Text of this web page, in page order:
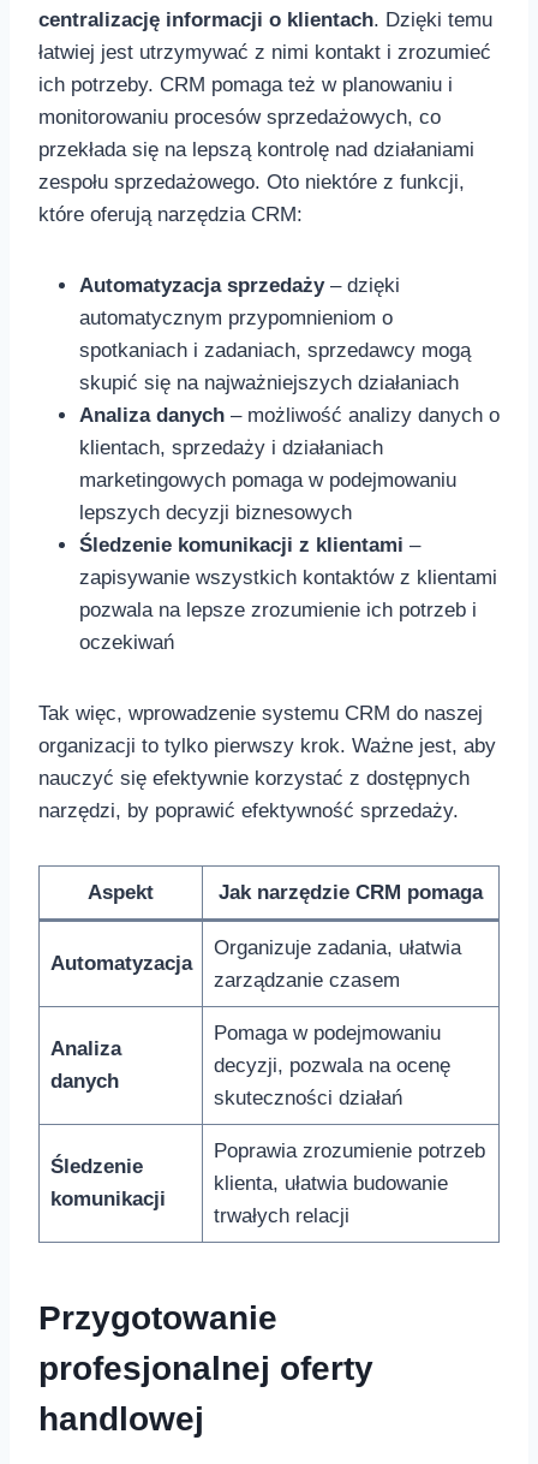
centralizację informacji ⁤o klientach. Dzięki temu
łatwiej jest⁢ utrzymywać z⁤ nimi kontakt i zrozumieć
ich potrzeby. CRM pomaga też w planowaniu i
monitorowaniu ⁣procesów sprzedażowych, co
⁤przekłada się na lepszą kontrolę nad działaniami ​
zespołu sprzedażowego. Oto niektóre ‍z funkcji,
które oferują narzędzia CRM:
Automatyzacja sprzedaży– dzięki
automatycznym przypomnieniom o
spotkaniach i zadaniach, sprzedawcy mogą
skupić się na⁤ najważniejszych działaniach
Analiza ‍danych – możliwość ⁢analizy danych o
klientach, sprzedaży i ‍działaniach
marketingowych pomaga w podejmowaniu
lepszych decyzji biznesowych
Śledzenie komunikacji z klientami –
zapisywanie wszystkich kontaktów z klientami
pozwala na lepsze zrozumienie ich potrzeb i
oczekiwań
Tak​ więc, wprowadzenie systemu CRM do naszej
organizacji​ to tylko pierwszy krok.‍ Ważne jest, aby
nauczyć się efektywnie korzystać z dostępnych
narzędzi,‌ by poprawić efektywność sprzedaży.
Aspekt Jak narzędzie CRM ⁢pomaga
Automatyzacja
Organizuje⁤ zadania, ułatwia
zarządzanie czasem
Analiza
danych
Pomaga w podejmowaniu
decyzji, pozwala na ocenę
skuteczności działań
Śledzenie
komunikacji
Poprawia zrozumienie potrzeb
klienta,⁢ ułatwia budowanie
⁣trwałych relacji
Przygotowanie
profesjonalnej oferty
handlowej